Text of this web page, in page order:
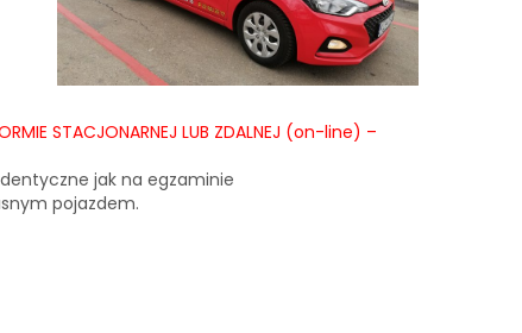
STACJONARNEJ LUB ZDALNEJ (on-line) –
jak na egzaminie
pojazdem.